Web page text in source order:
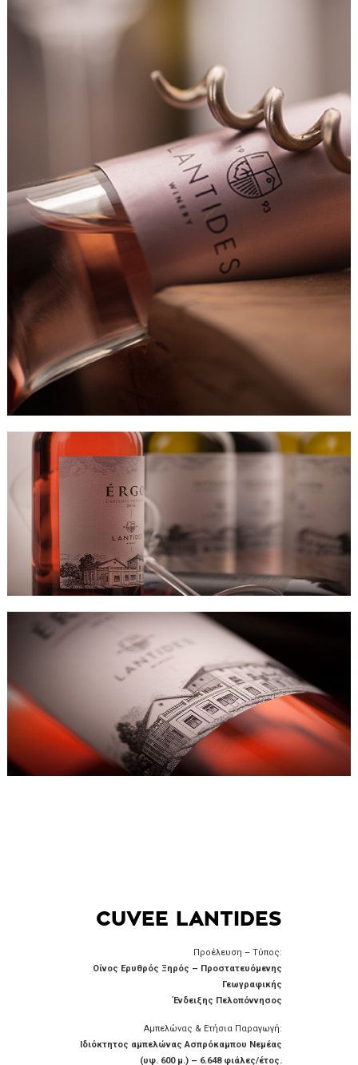
CUVEE LANTIDES
Προέλευση – Τύπος:
Οίνος Ερυθρός Ξηρός – Προστατευόμενης
Γεωγραφικής
Ένδειξης Πελοπόννησος
Αμπελώνας & Ετήσια Παραγωγή:
Ιδιόκτητος αμπελώνας Ασπρόκαμπου Νεμέας
(υψ. 600 μ.) – 6.648 φιάλες/έτος.